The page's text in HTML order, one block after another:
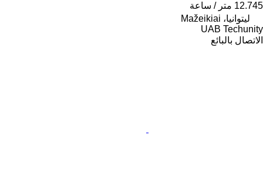
12.745 متر / ساعة
ليتوانيا، Mažeikiai
UAB Techunity
الاتصال بالبائع